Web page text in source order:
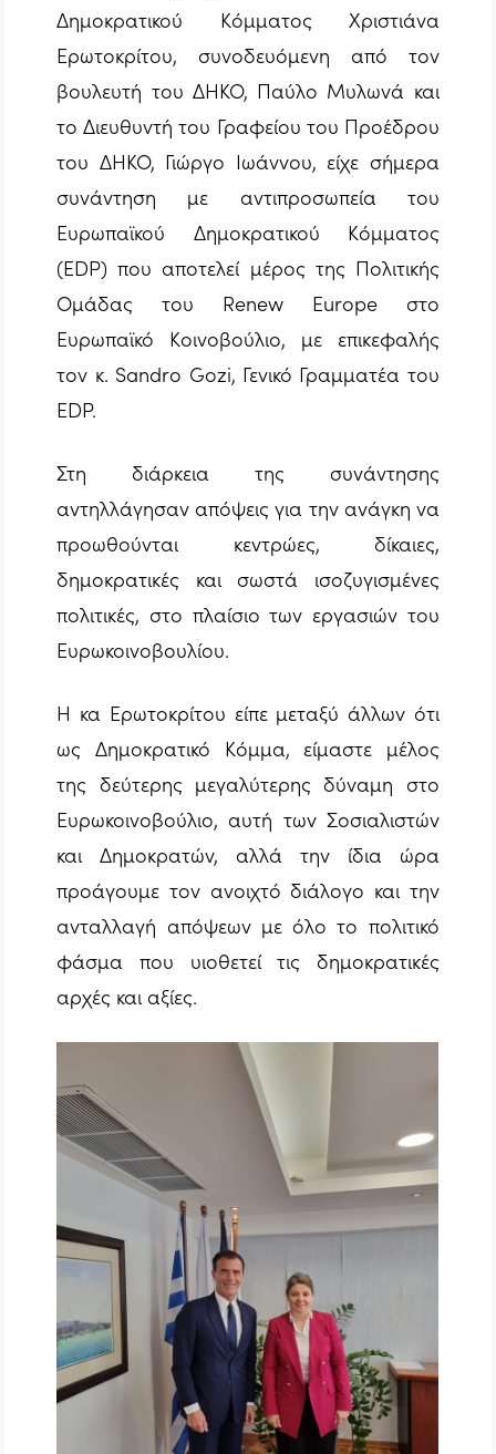
Δημοκρατικού Κόμματος Χριστιάνα
Ερωτοκρίτου, συνοδευόμενη από τον
βουλευτή του ΔΗΚΟ, Παύλο Μυλωνά και
το Διευθυντή του Γραφείου του Προέδρου
του ΔΗΚΟ, Γιώργο Ιωάννου, είχε σήμερα
συνάντηση με αντιπροσωπεία του
Ευρωπαϊκού Δημοκρατικού Κόμματος
(EDP) που αποτελεί μέρος της Πολιτικής
Ομάδας του Renew Europe στο
Ευρωπαϊκό Κοινοβούλιο, με επικεφαλής
τον κ. Sandro Gozi, Γενικό Γραμματέα του
EDP.
Στη διάρκεια της συνάντησης
αντηλλάγησαν απόψεις για την ανάγκη να
προωθούνται κεντρώες, δίκαιες,
δημοκρατικές και σωστά ισοζυγισμένες
πολιτικές, στο πλαίσιο των εργασιών του
Ευρωκοινοβουλίου.
Η κα Ερωτοκρίτου είπε μεταξύ άλλων ότι
ως Δημοκρατικό Κόμμα, είμαστε μέλος
της δεύτερης μεγαλύτερης δύναμη στο
Ευρωκοινοβούλιο, αυτή των Σοσιαλιστών
και Δημοκρατών, αλλά την ίδια ώρα
προάγουμε τον ανοιχτό διάλογο και την
ανταλλαγή απόψεων με όλο το πολιτικό
φάσμα που υιοθετεί τις δημοκρατικές
αρχές και αξίες.